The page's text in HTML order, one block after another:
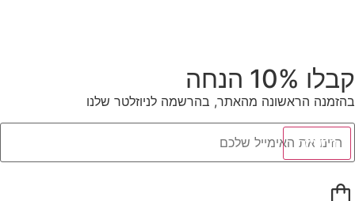
קבלו 10% הנחה
בהזמנה הראשונה מהאתר, בהרשמה לניוזלטר שלנו
הרשמה